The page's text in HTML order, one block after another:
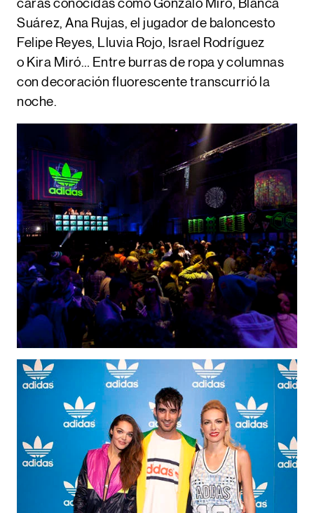
caras conocidas como Gonzalo Miró, Blanca
Suárez, Ana Rujas, el jugador de baloncesto
Felipe Reyes, Lluvia Rojo, Israel Rodríguez
o Kira Miró… Entre burras de ropa y columnas
con decoración fluorescente transcurrió la
noche.